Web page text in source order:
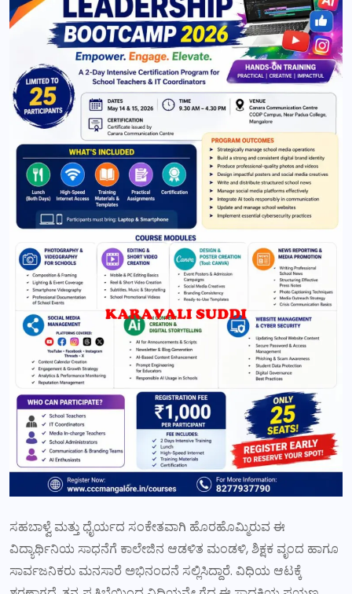
ಸಹಬಾಳ್ವೆ ಮತ್ತು ಧೈರ್ಯದ ಸಂಕೇತವಾಗಿ ಹೊರಹೊಮ್ಮಿರುವ ಈ
ವಿದ್ಯಾರ್ಥಿನಿಯ ಸಾಧನೆಗೆ ಕಾಲೇಜಿನ ಆಡಳಿತ ಮಂಡಳಿ, ಶಿಕ್ಷಕ ವೃಂದ ಹಾಗೂ
ಸಾರ್ವಜನಿಕರು ಮನಸಾರೆ ಅಭಿನಂದನೆ ಸಲ್ಲಿಸಿದ್ದಾರೆ. ವಿಧಿಯ ಆಟಕ್ಕೆ